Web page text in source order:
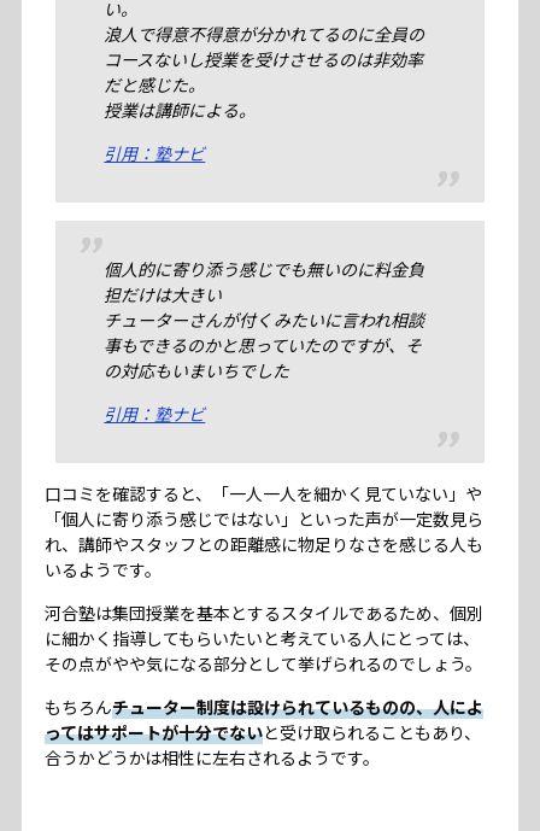
い。
浪人で得意不得意が分かれてるのに全員の
コースないし授業を受けさせるのは非効率
だと感じた。
授業は講師による。
引用：塾ナビ
個人的に寄り添う感じでも無いのに料金負
担だけは大きい
チューターさんが付くみたいに言われ相談
事もできるのかと思っていたのですが、そ
の対応もいまいちでした
引用：塾ナビ
口コミを確認すると、「一人一人を細かく見ていない」や
「個人に寄り添う感じではない」といった声が一定数見ら
れ、講師やスタッフとの距離感に物足りなさを感じる人も
いるようです。
河合塾は集団授業を基本とするスタイルであるため、個別
に細かく指導してもらいたいと考えている人にとっては、
その点がやや気になる部分として挙げられるのでしょう。
もちろんチューター制度は設けられているものの、人によ
ってはサポートが十分でないと受け取られることもあり、
合うかどうかは相性に左右されるようです。